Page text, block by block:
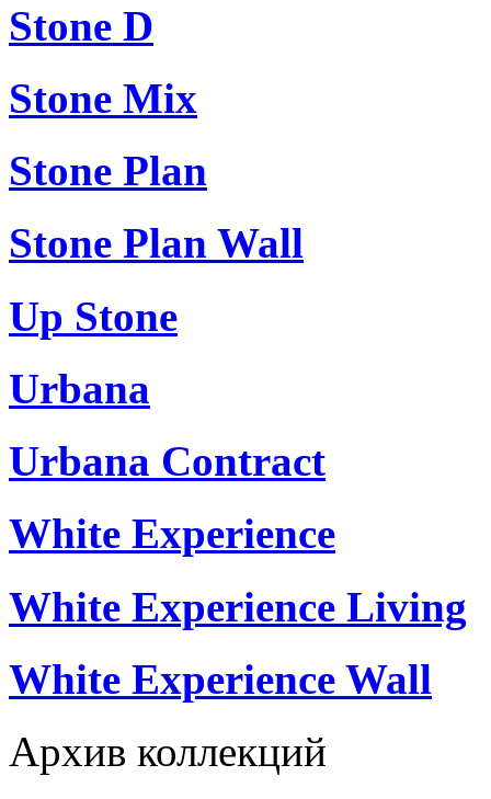
Stone D
Stone Mix
Stone Plan
Stone Plan Wall
Up Stone
Urbana
Urbana Contract
White Experience
White Experience Living
White Experience Wall
Архив коллекций